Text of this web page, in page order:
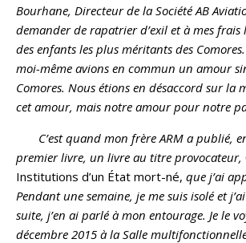
Bourhane, Directeur de la Société AB
demander de rapatrier d’exil et à mes frais
des enfants les plus méritants des
moi-même avions en commun un amour
Comores. Nous étions en désaccord sur la
cet amour, mais notre amour pour notre
C’est quand mon frère ARM a publié,
premier livre, un livre au titre provocateur,
Institutions d’un État mort-né, que j’ai
Pendant une semaine, je me suis isolé et
suite, j’en ai parlé à mon entourage. Je le
décembre 2015 à la Salle